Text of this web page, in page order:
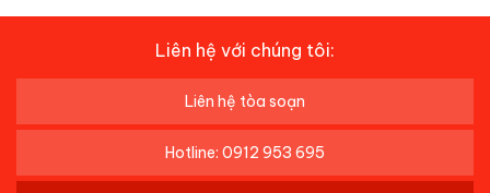
Liên hệ với chúng tôi:
Liên hệ tòa soạn
Hotline: 0912 953 695